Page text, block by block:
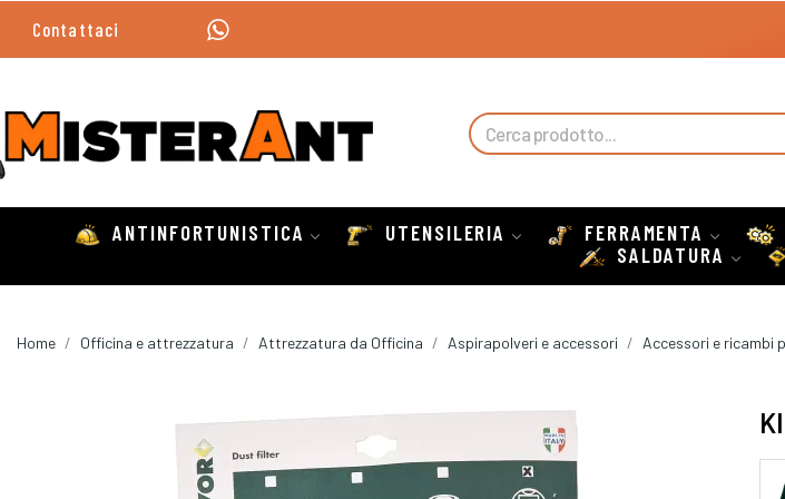
Contattaci
ANTINFORTUNISTICA UTENSILERIA FERRAMENTA
SALDATURA
Home Officina e attrezzatura Attrezzatura da Officina Aspirapolveri e accessori Accessori e ricambi